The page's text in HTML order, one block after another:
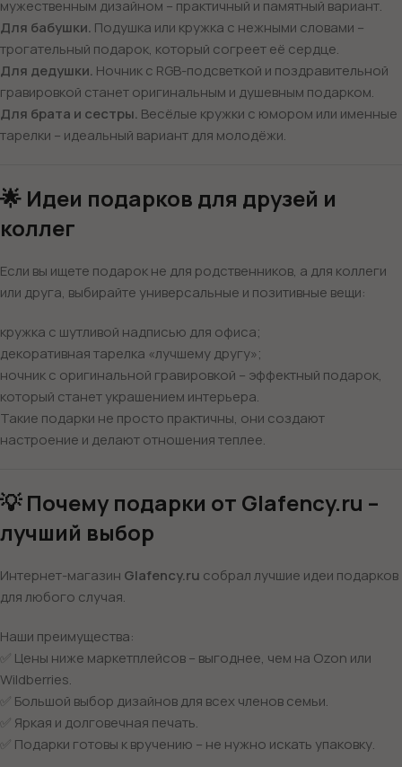
мужественным дизайном – практичный и памятный вариант.
Для бабушки. Подушка или кружка с нежными словами –
трогательный подарок, который согреет её сердце.
Для дедушки. Ночник с RGB-подсветкой и поздравительной
гравировкой станет оригинальным и душевным подарком.
Для брата и сестры. Весёлые кружки с юмором или именные
тарелки – идеальный вариант для молодёжи.
🌟 Идеи подарков для друзей и
коллег
Если вы ищете подарок не для родственников, а для коллеги
или друга, выбирайте универсальные и позитивные вещи:
кружка с шутливой надписью для офиса;
декоративная тарелка «лучшему другу»;
ночник с оригинальной гравировкой – эффектный подарок,
который станет украшением интерьера.
Такие подарки не просто практичны, они создают
настроение и делают отношения теплее.
💡 Почему подарки от Glafency.ru –
лучший выбор
Интернет-магазин Glafency.ru собрал лучшие идеи подарков
для любого случая.
Наши преимущества:
✅ Цены ниже маркетплейсов – выгоднее, чем на Ozon или
Wildberries.
✅ Большой выбор дизайнов для всех членов семьи.
✅ Яркая и долговечная печать.
✅ Подарки готовы к вручению – не нужно искать упаковку.